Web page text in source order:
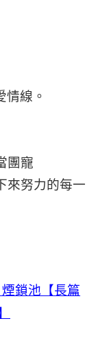
線。
團寵
來努力的每一
鎖池【長篇